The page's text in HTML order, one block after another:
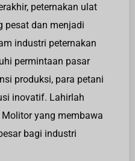
peternakan ulat
pesat dan menjadi
industri peternakan
permintaan pasar
produksi, para petani
inovatif. Lahirlah
yang membawa
bagi industri